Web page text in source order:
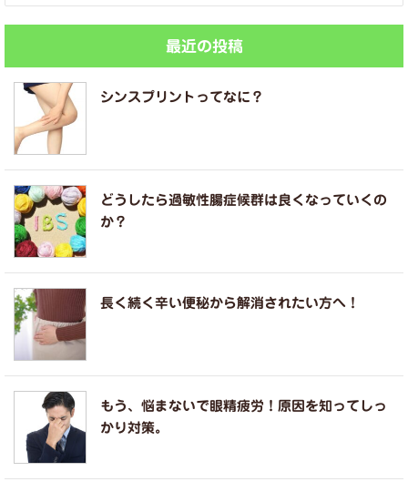
最近の投稿
シンスプリントってなに？
どうしたら過敏性腸症候群は良くなっていくの
か？
長く続く辛い便秘から解消されたい方へ！
もう、悩まないで眼精疲労！原因を知ってしっ
かり対策。